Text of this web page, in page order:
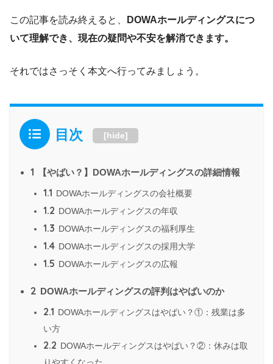
この記事を読み終えると、
DOWAホールディングスにつ
いて理解でき、現在の疑問や不安を解消できます。
それではさっそく本文へ行ってみましょう。
目次 [hide]
1 【やばい？】DOWAホールディングスの詳細情報
1.1 DOWAホールディングスの会社概要
1.2 DOWAホールディングスの年収
1.3 DOWAホールディングスの福利厚生
1.4 DOWAホールディングスの採用大学
1.5 DOWAホールディングスの広報
2 DOWAホールディングスの評判はやばいのか
2.1 DOWAホールディングスはやばい？①：残業は多
い方
2.2 DOWAホールディングスはやばい？②：休みは取
りやすくなった